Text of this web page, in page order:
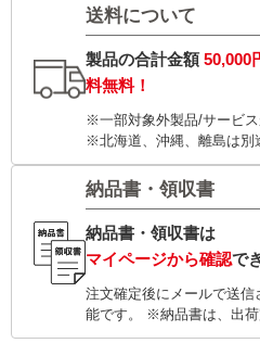
送料について
製品の合計金額50,000
料無料！
※一部対象外製品/サービ
※北海道、沖縄、離島は別
納品書・領収書
納品書・領収書は
マイページから確認で
注文確定後にメールで送
能です。 ※納品書は、出荷